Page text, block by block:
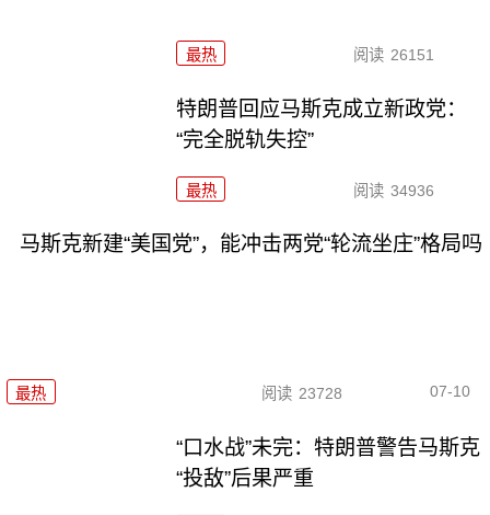
最热 阅读 26151
特朗普回应马斯克成立新政党：
“完全脱轨失控”
最热 阅读 34936
马斯克新建“美国党”，能冲击两党“轮流坐庄”格局吗
最热 阅读 23728 07-10
“口水战”未完：特朗普警告马斯克
“投敌”后果严重